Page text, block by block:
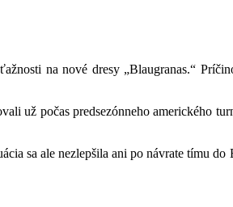
na nové dresy „Blaugranas.“
už počas predsezónneho amerického
sa ale nezlepšila ani po návrate tímu